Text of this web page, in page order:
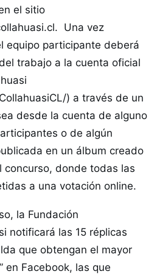
el sitio
. Una vez
equipo participante deberá
trabajo a la cuenta oficial
) a través de un
desde la cuenta de alguno
o de algún
en un álbum creado
concurso, donde todas las
a una votación online.
la Fundación
notificará las 15 réplicas
que obtengan el mayor
en Facebook, las que